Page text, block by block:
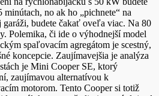
no ak ho „pichnete“ na
garáži, budete čakať oveľa viac. Na 80
Polemika, či ide o výhodnejší model
spaľovacím agregátom je scestný,
koncepcie. Zaujímavejšia je analýza
je Mini Cooper SE, ktorý
zaujímavou alternatívou k
motorom. Tento Cooper si totiž